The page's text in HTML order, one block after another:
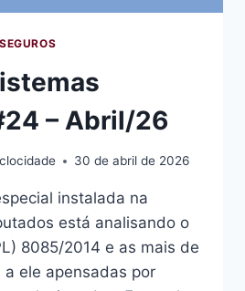
– Abril/26
30 de abril de 2026
instalada na
está analisando o
8085/2014 e as mais de
a ele apensadas por